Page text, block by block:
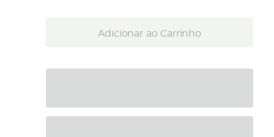
Adicionar ao Carrinho